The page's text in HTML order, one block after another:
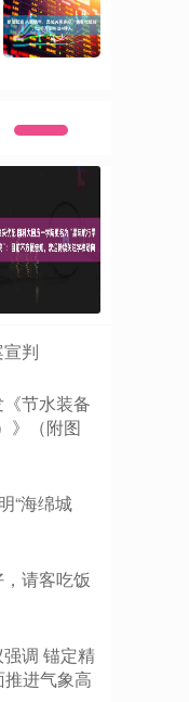
判
节水装备
》（附图
“海绵城
请客吃饭
调 锚定精
推进气象高